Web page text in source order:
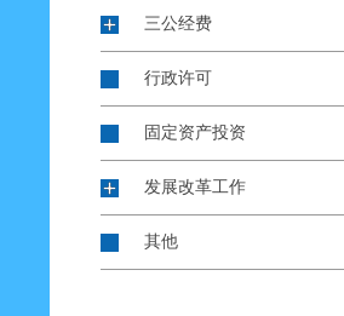
三公经费
行政许可
固定资产投资
发展改革工作
其他